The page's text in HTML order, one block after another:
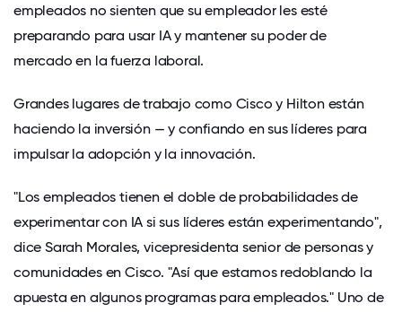
empleados no sienten que su empleador les esté
preparando para usar IA y mantener su poder de
mercado en la fuerza laboral.
Grandes lugares de trabajo como Cisco y Hilton están
haciendo la inversión — y confiando en sus líderes para
impulsar la adopción y la innovación.
"Los empleados tienen el doble de probabilidades de
experimentar con IA si sus líderes están experimentando",
dice Sarah Morales, vicepresidenta senior de personas y
comunidades en Cisco. "Así que estamos redoblando la
apuesta en algunos programas para empleados." Uno de